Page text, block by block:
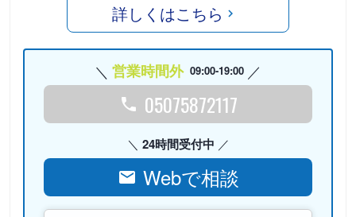
詳しくはこちら
営業時間外 09:00-19:00
05075872117
24時間受付中
Webで相談